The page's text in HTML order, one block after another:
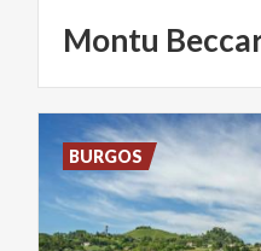
Montu
BURGOS